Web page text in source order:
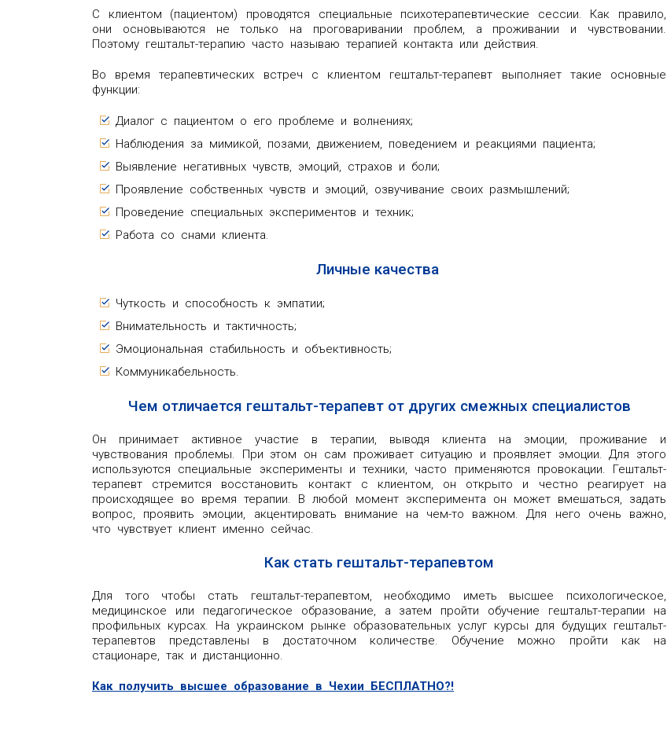
С клиентом (пациентом) проводятся специальные психотерапевтические сессии. Как правило,
они основываются не только на проговаривании проблем, а проживании и чувствовании.
Поэтому гештальт-терапию часто называю терапией контакта или действия.
Во время терапевтических встреч с клиентом гештальт-терапевт выполняет такие основные
функции:
Диалог с пациентом о его проблеме и волнениях;
Наблюдения за мимикой, позами, движением, поведением и реакциями пациента;
Выявление негативных чувств, эмоций, страхов и боли;
Проявление собственных чувств и эмоций, озвучивание своих размышлений;
Проведение специальных экспериментов и техник;
Работа со снами клиента.
Личные качества
Чуткость и способность к эмпатии;
Внимательность и тактичность;
Эмоциональная стабильность и объективность;
Коммуникабельность.
Чем отличается гештальт-терапевт от других смежных специалистов
Он принимает активное участие в терапии, выводя клиента на эмоции, проживание и
чувствования проблемы. При этом он сам проживает ситуацию и проявляет эмоции. Для этого
используются специальные эксперименты и техники, часто применяются провокации. Гештальт-
терапевт стремится восстановить контакт с клиентом, он открыто и честно реагирует на
происходящее во время терапии. В любой момент эксперимента он может вмешаться, задать
вопрос, проявить эмоции, акцентировать внимание на чем-то важном. Для него очень важно,
что чувствует клиент именно сейчас.
Как стать гештальт-терапевтом
Для того чтобы стать гештальт-терапевтом, необходимо иметь высшее психологическое,
медицинское или педагогическое образование, а затем пройти обучение гештальт-терапии на
профильных курсах. На украинском рынке образовательных услуг курсы для будущих гештальт-
терапевтов представлены в достаточном количестве. Обучение можно пройти как на
стационаре, так и дистанционно.
Как получить высшее образование в Чехии БЕСПЛАТНО?!